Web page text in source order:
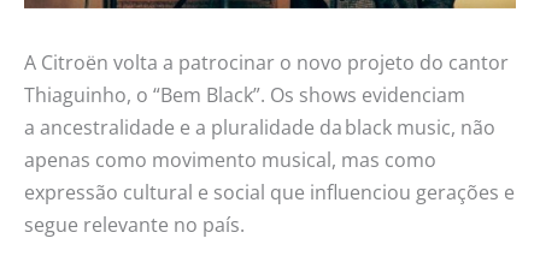
A Citroën volta a patrocinar o novo projeto do cantor
Thiaguinho, o “Bem Black”. Os shows evidenciam
a ancestralidade e a pluralidade da black music, não
apenas como movimento musical, mas como
expressão cultural e social que influenciou gerações e
segue relevante no país.